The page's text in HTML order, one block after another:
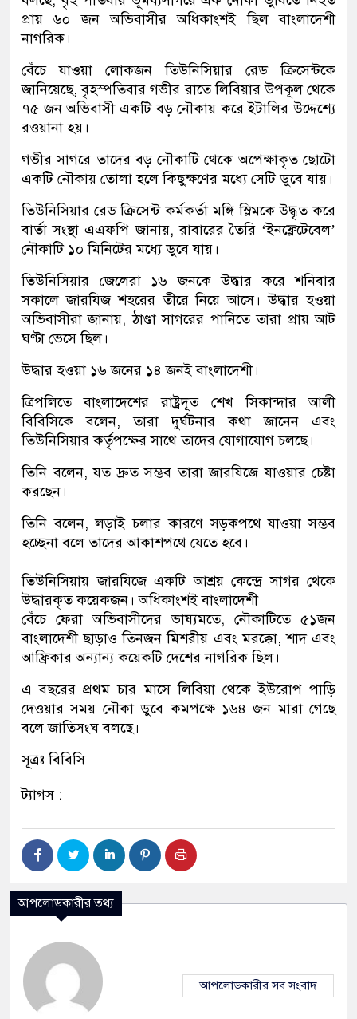
প্রায় ৬০ জন অভিবাসীর অধিকাংশই ছিল বাংলাদেশী
নাগরিক।
বেঁচে যাওয়া লোকজন তিউনিসিয়ার রেড ক্রিসেন্টকে
জানিয়েছে, বৃহস্পতিবার গভীর রাতে লিবিয়ার উপকূল থেকে
৭৫ জন অভিবাসী একটি বড় নৌকায় করে ইটালির উদ্দেশ্যে
রওয়ানা হয়।
গভীর সাগরে তাদের বড় নৌকাটি থেকে অপেক্ষাকৃত ছোটো
একটি নৌকায় তোলা হলে কিছুক্ষণের মধ্যে সেটি ডুবে যায়।
তিউনিসিয়ার রেড ক্রিসেন্ট কর্মকর্তা মঙ্গি স্লিমকে উদ্ধৃত করে
বার্তা সংস্থা এএফপি জানায়, রাবারের তৈরি ‘ইনফ্লেটেবেল’
নৌকাটি ১০ মিনিটের মধ্যে ডুবে যায়।
তিউনিসিয়ার জেলেরা ১৬ জনকে উদ্ধার করে শনিবার
সকালে জারযিজ শহরের তীরে নিয়ে আসে। উদ্ধার হওয়া
অভিবাসীরা জানায়, ঠাণ্ডা সাগরের পানিতে তারা প্রায় আট
ঘণ্টা ভেসে ছিল।
উদ্ধার হওয়া ১৬ জনের ১৪ জনই বাংলাদেশী।
ত্রিপলিতে বাংলাদেশের রাষ্ট্রদূত শেখ সিকান্দার আলী
বিবিসিকে বলেন, তারা দুর্ঘটনার কথা জানেন এবং
তিউনিসিয়ার কর্তৃপক্ষের সাথে তাদের যোগাযোগ চলছে।
তিনি বলেন, যত দ্রুত সম্ভব তারা জারযিজে যাওয়ার চেষ্টা
করছেন।
তিনি বলেন, লড়াই চলার কারণে সড়কপথে যাওয়া সম্ভব
হচ্ছেনা বলে তাদের আকাশপথে যেতে হবে।
তিউনিসিয়ায় জারযিজে একটি আশ্রয় কেন্দ্রে সাগর থেকে
উদ্ধারকৃত কয়েকজন। অধিকাংশই বাংলাদেশী
বেঁচে ফেরা অভিবাসীদের ভাষ্যমতে, নৌকাটিতে ৫১জন
বাংলাদেশী ছাড়াও তিনজন মিশরীয় এবং মরক্কো, শাদ এবং
আফ্রিকার অন্যান্য কয়েকটি দেশের নাগরিক ছিল।
এ বছরের প্রথম চার মাসে লিবিয়া থেকে ইউরোপ পাড়ি
দেওয়ার সময় নৌকা ডুবে কমপক্ষে ১৬৪ জন মারা গেছে
বলে জাতিসংঘ বলছে।
সূত্রঃ বিবিসি
ট্যাগস :
আপলোডকারীর তথ্য
আপলোডকারীর সব সংবাদ